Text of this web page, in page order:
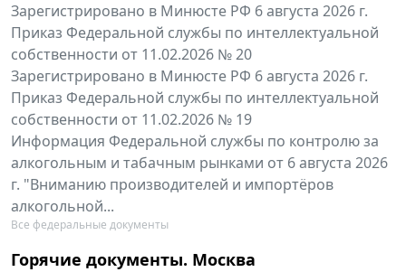
Зарегистрировано в Минюсте РФ 6 августа 2026 г.
Приказ Федеральной службы по интеллектуальной
собственности от 11.02.2026 № 20
Зарегистрировано в Минюсте РФ 6 августа 2026 г.
Приказ Федеральной службы по интеллектуальной
собственности от 11.02.2026 № 19
Информация Федеральной службы по контролю за
алкогольным и табачным рынками от 6 августа 2026
г. "Вниманию производителей и импортёров
алкогольной...
Все федеральные документы
Горячие документы. Москва